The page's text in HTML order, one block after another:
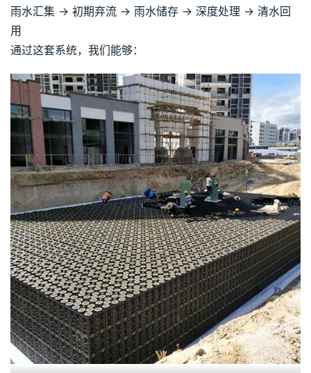
雨水汇集 → 初期弃流 → 雨水储存 → 深度处理 → 清水回
用
通过这套系统，我们能够：